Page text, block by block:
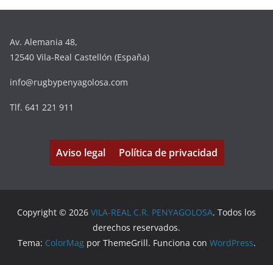
Av. Alemania 48,
12540 Vila-Real Castellón (España)
info@rugbypenyagolosa.com
Tlf. 641 221 911
Aviso legal Política de privacidad
Copyright © 2026 VILA-REAL C.R. PENYAGOLOSA. Todos los
derechos reservados.
Tema: ColorMagpor ThemeGrill. Funciona con WordPress.